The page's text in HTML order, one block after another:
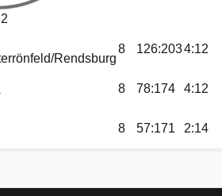
Rendsburg
8 126:2034:12
8 78:174 4:12
8 57:171 2:14